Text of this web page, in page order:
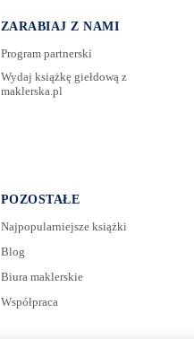
ZARABIAJ Z NAMI
Program partnerski
Wydaj książkę giełdową z
maklerska.pl
POZOSTAŁE
Najpopularniejsze książki
Blog
Biura maklerskie
Współpraca